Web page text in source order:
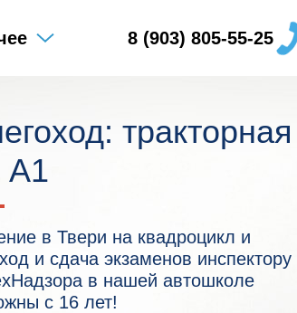
8 (903) 805-55-25
тракторная
А1
в Твери на квадроцикл и
и сдача экзаменов инспектору
в нашей автошколе
с 16 лет!